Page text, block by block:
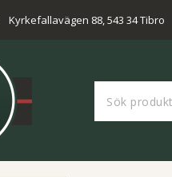
Kyrkefallavägen 88, 543 34 Tibro